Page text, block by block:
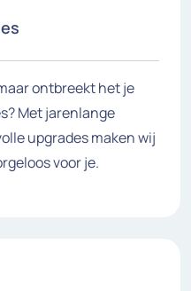
ontbreekt het je
Met jarenlange
upgrades maken wij
voor je.